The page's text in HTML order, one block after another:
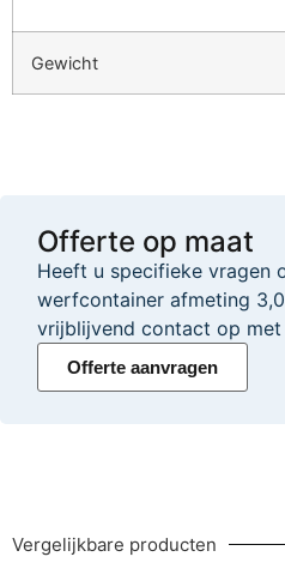
Gewicht
Offerte op maat
Heeft u specifieke vragen
werfcontainer afmeting
vrijblijvend contact op
Offerte aanvragen
Vergelijkbare producten